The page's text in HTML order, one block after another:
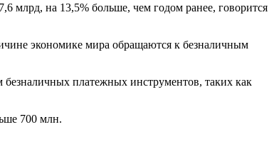
млрд, на 13,5% больше, чем годом ранее, говорится
экономике мира обращаются к безналичным
платежных инструментов, таких как
700 млн.